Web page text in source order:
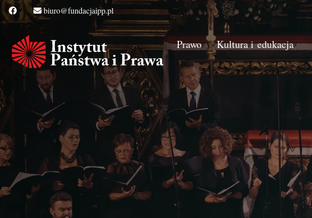
biuro@fundacjaipp.pl
Prawo Kultura i edukacja